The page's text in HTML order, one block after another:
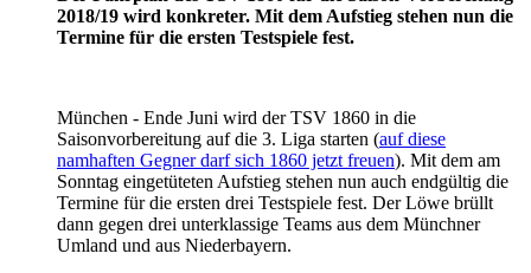
2018/19 wird konkreter. Mit dem Aufstieg stehen nun die
Termine für die ersten Testspiele fest.
München - Ende Juni wird der TSV 1860 in die
Saisonvorbereitung auf die 3. Liga starten (auf diese
namhaften Gegner darf sich 1860 jetzt freuen). Mit dem am
Sonntag eingetüteten Aufstieg stehen nun auch endgültig die
Termine für die ersten drei Testspiele fest. Der Löwe brüllt
dann gegen drei unterklassige Teams aus dem Münchner
Umland und aus Niederbayern.